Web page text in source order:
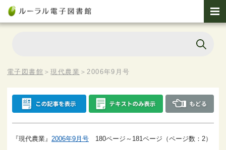
電子図書館 ＞現代農業 ＞2006年9月号
『現代農業』 2006年9月号 180ページ～181ページ（ページ数：2）